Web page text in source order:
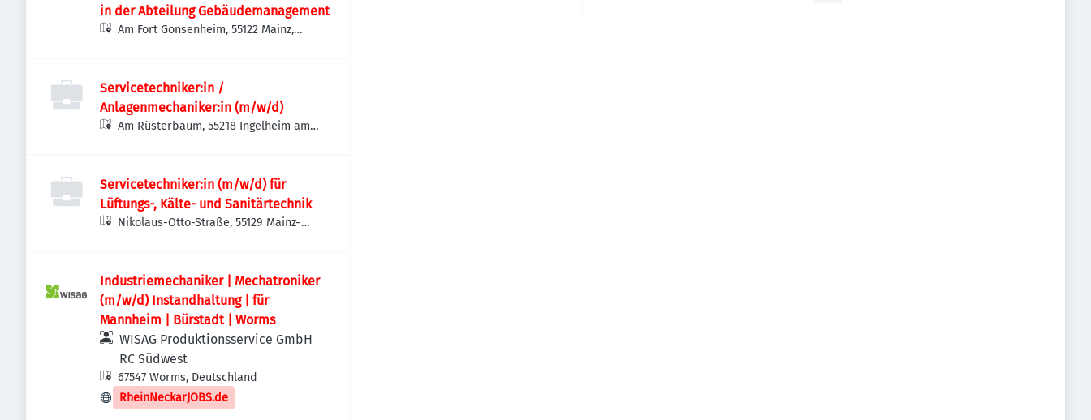
in der Abteilung Gebäudemanagement
Am Fort Gonsenheim, 55122 Mainz,
Servicetechniker:in /
Anlagenmechaniker:in (m/w/d)
Am Rüsterbaum, 55218 Ingelheim am
Servicetechniker:in (m/w/d) für
Lüftungs-, Kälte- und Sanitärtechnik
Nikolaus-Otto-Straße, 55129 Mainz-
Industriemechaniker | Mechatroniker
(m/w/d) Instandhaltung | für
Mannheim | Bürstadt | Worms
WISAG Produktionsservice GmbH
RC Südwest
67547 Worms, Deutschland
RheinNeckarJOBS.de